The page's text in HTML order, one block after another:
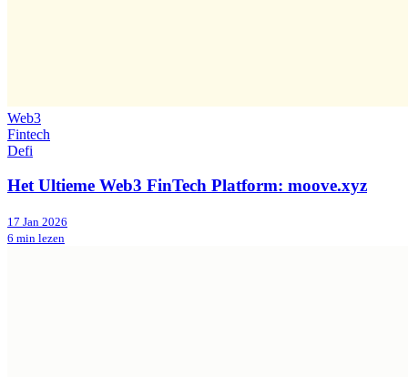
Web3
Fintech
Defi
Het Ultieme Web3 FinTech Platform: moove.xyz
17 Jan 2026
6 min lezen